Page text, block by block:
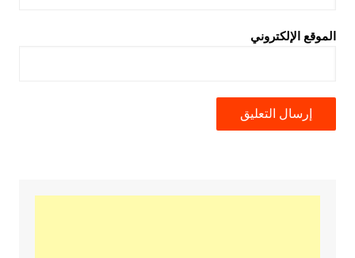
الموقع الإلكتروني